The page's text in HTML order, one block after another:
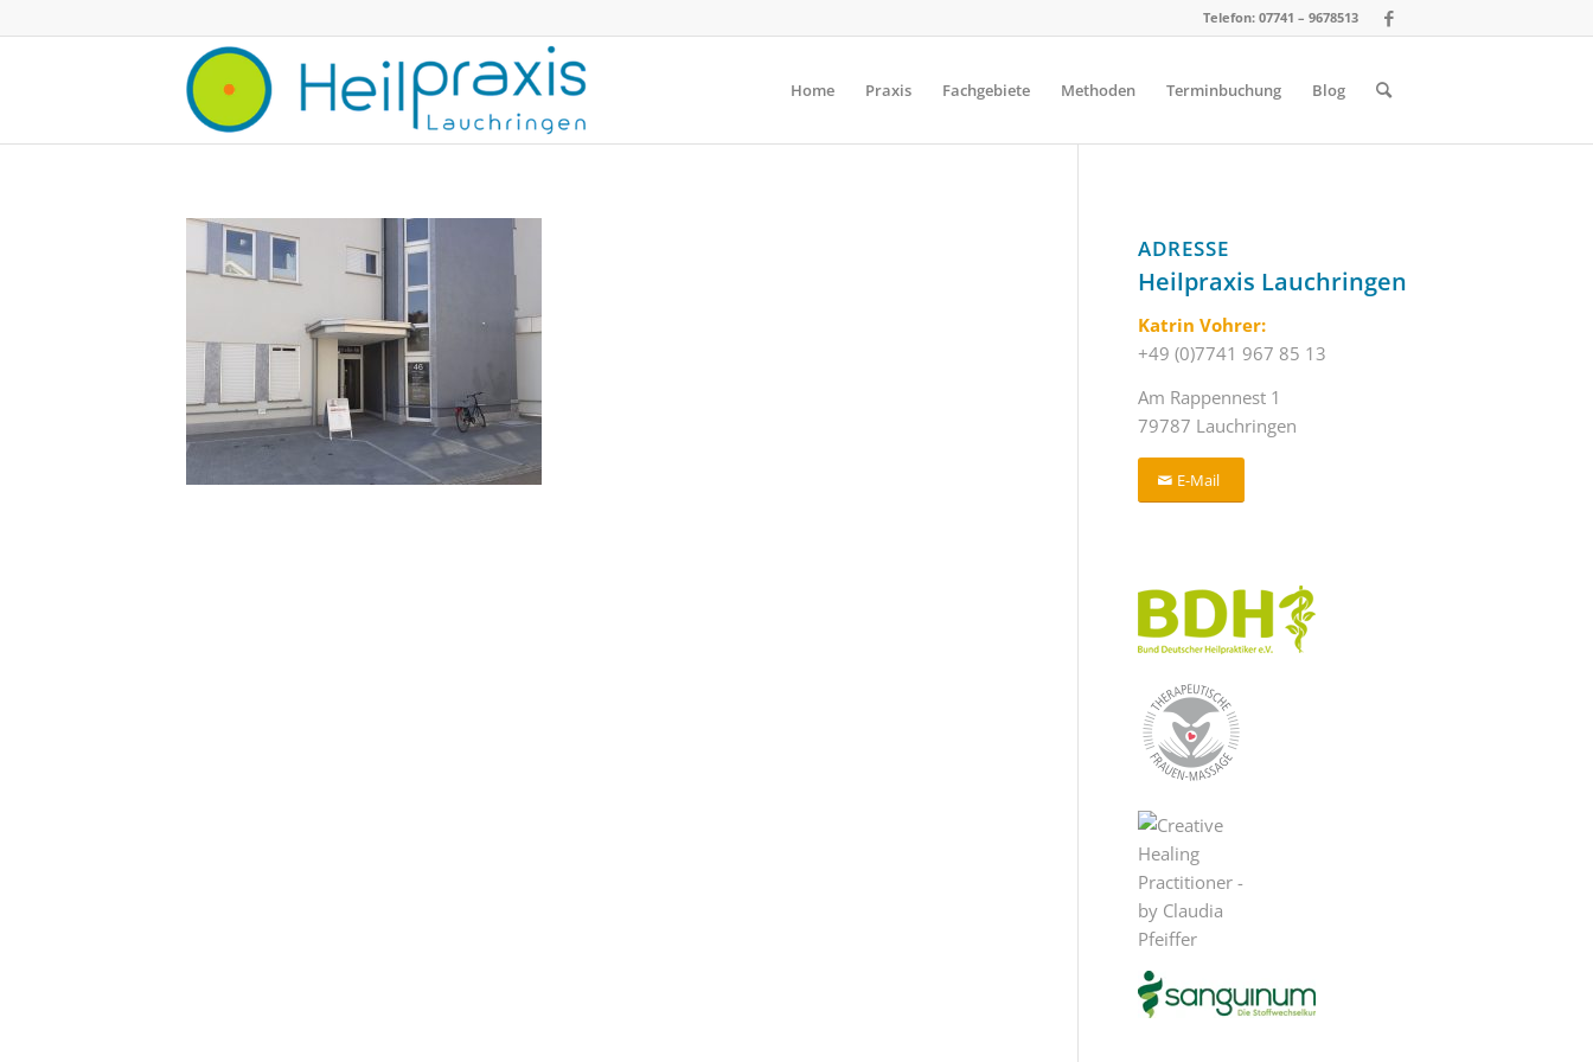
Telefon: 07741 – 9678513
Home Praxis Fachgebiete Methoden Terminbuchung Blog
ADRESSE
Heilpraxis Lauchringen
Katrin Vohrer:
+49 (0)7741 967 85 13
Am Rappennest 1
79787 Lauchringen
E-Mail